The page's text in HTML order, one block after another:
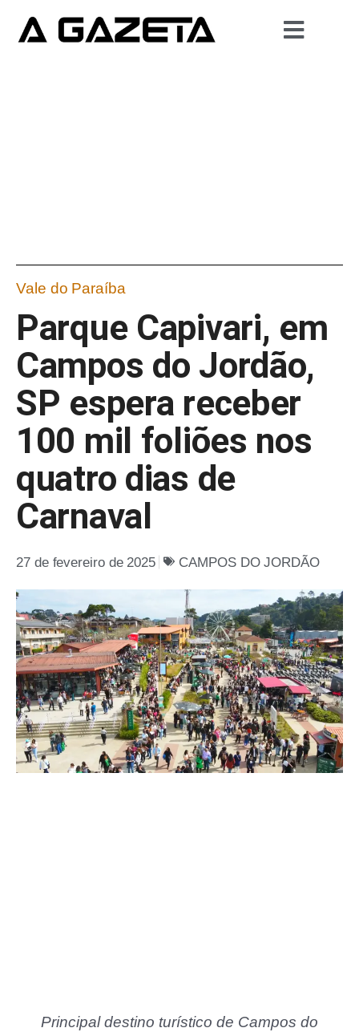
Vale do Paraíba
Parque Capivari, em
Campos do Jordão,
SP espera receber
100 mil foliões nos
quatro dias de
Carnaval
27 de fevereiro de 2025 CAMPOS DO JORDÃO
Principal destino turístico de Campos do